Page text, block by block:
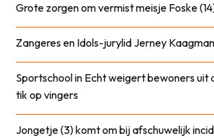
Grote zorgen om vermist meisje Foske
Zangeres en Idols-jurylid Jerney
Sportschool in Echt weigert bewoners uit
tik op vingers
Jongetje (3) komt om bij afschuwelijk